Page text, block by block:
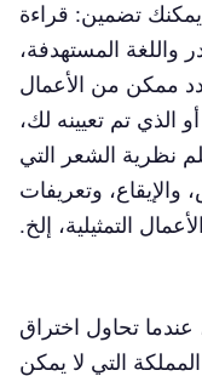
تضمين: قراءة
المستهدفة،
ممكن من الأعمال
الذي تم تعيينه لك،
نظرية الشعر التي
والإيقاع، وتعريفات
التمثيلية، إلخ.
تحاول اختراق
التي لا يمكن